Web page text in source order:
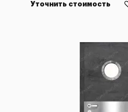
Уточнить стоимость